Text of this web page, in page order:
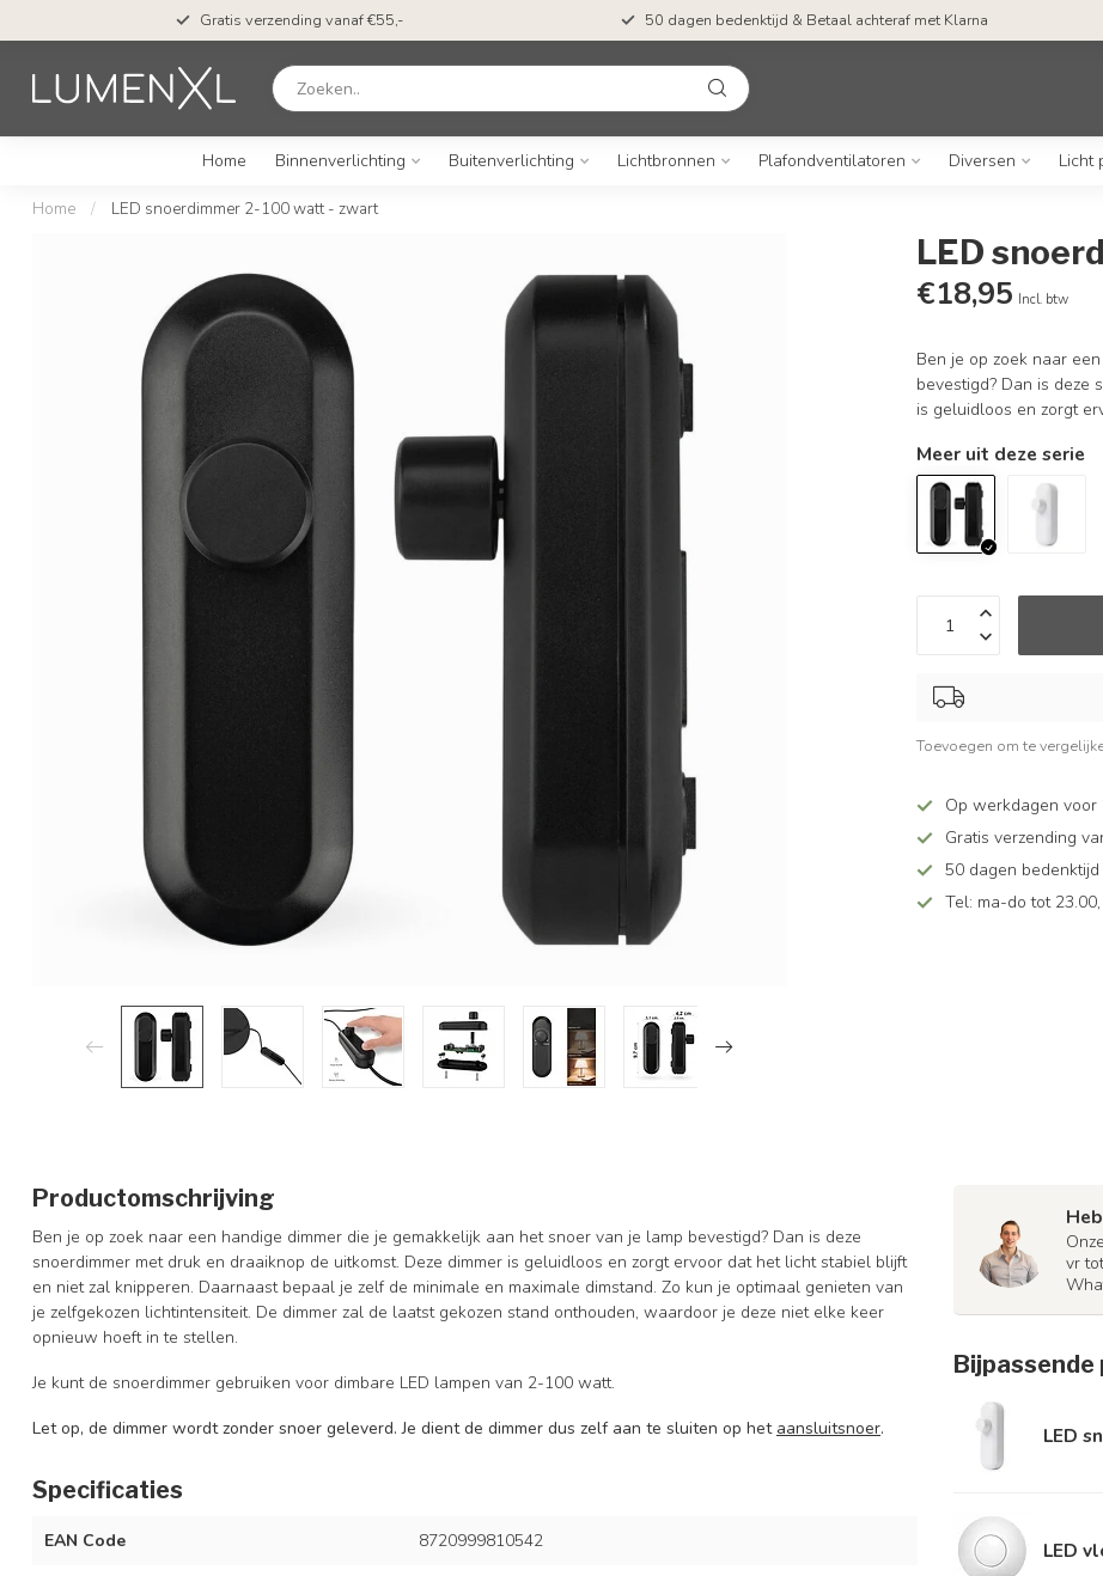
Gratis verzending vanaf €55,- 50 dagen bedenktijd & Betaal achteraf met Klarna
Home Binnenverlichting Buitenverlichting Lichtbronnen Plafondventilatoren Diversen Licht
Home / LED snoerdimmer 2-100 watt - zwart
LED
€18,95 Incl. btw
Ben je op zoek naar
bevestigd? Dan is deze
is geluidloos en zorgt
Meer uit deze serie
Toevoegen om te
Op werkdagen
Gratis verzending
50 dagen
Tel: ma-do tot
Productomschrijving
Ben je op zoek naar een handige dimmer die je gemakkelijk aan het snoer van je lamp bevestigd? Dan is deze
snoerdimmer met druk en draaiknop de uitkomst. Deze dimmer is geluidloos en zorgt ervoor dat het licht stabiel blijft
en niet zal knipperen. Daarnaast bepaal je zelf de minimale en maximale dimstand. Zo kun je optimaal genieten van
je zelfgekozen lichtintensiteit. De dimmer zal de laatst gekozen stand onthouden, waardoor je deze niet elke keer
opnieuw hoeft in te stellen.
Je kunt de snoerdimmer gebruiken voor dimbare LED lampen van 2-100 watt.
Let op, de dimmer wordt zonder snoer geleverd. Je dient de dimmer dus zelf aan te sluiten op het aansluitsnoer.
Specificaties
EAN Code 8720999810542
vr
LED
LED